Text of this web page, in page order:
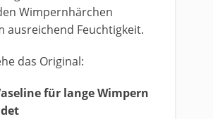
Wimpernhärchen
ausreichend Feuchtigkeit.
das Original:
für lange Wimpern